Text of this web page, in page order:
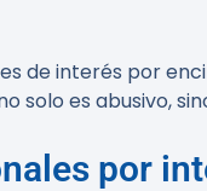
de interés por
es abusivo,
por